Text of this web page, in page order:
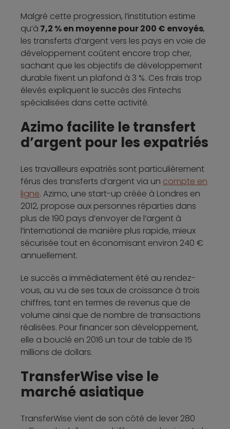
Malgré cette progression, l’institution estime
qu’à 7,2 % en moyenne pour 200 € envoyés,
les transferts d’argent vers les pays en voie de
développement coûtent encore trop cher,
sachant que les objectifs de développement
durable fixent un plafond à 3 %. Ces frais trop
élevés expliquent le succès des Fintechs
spécialisées dans cette activité.
Azimo facilite le transfert
d’argent pour les expatriés
Les travailleurs expatriés sont particulièrement
férus des transferts d’argent via un compte en
ligne. Azimo, une start-up créée à Londres en
2012, propose aux personnes réparties dans
plus de 190 pays d’envoyer de l’argent à
l’international de manière plus rapide, mieux
sécurisée tout en économisant environ 240 €
annuellement.
Le succès a immédiatement été au rendez-
vous, au vu de ses taux de croissance à trois
chiffres, tant en termes de revenus que de
volume ainsi que de nombre de transactions
réalisées. Pour financer son développement,
elle a bouclé en 2016 un tour de table de 15
millions de dollars.
TransferWise vise le
marché asiatique
TransferWise vient de son côté de lever 280